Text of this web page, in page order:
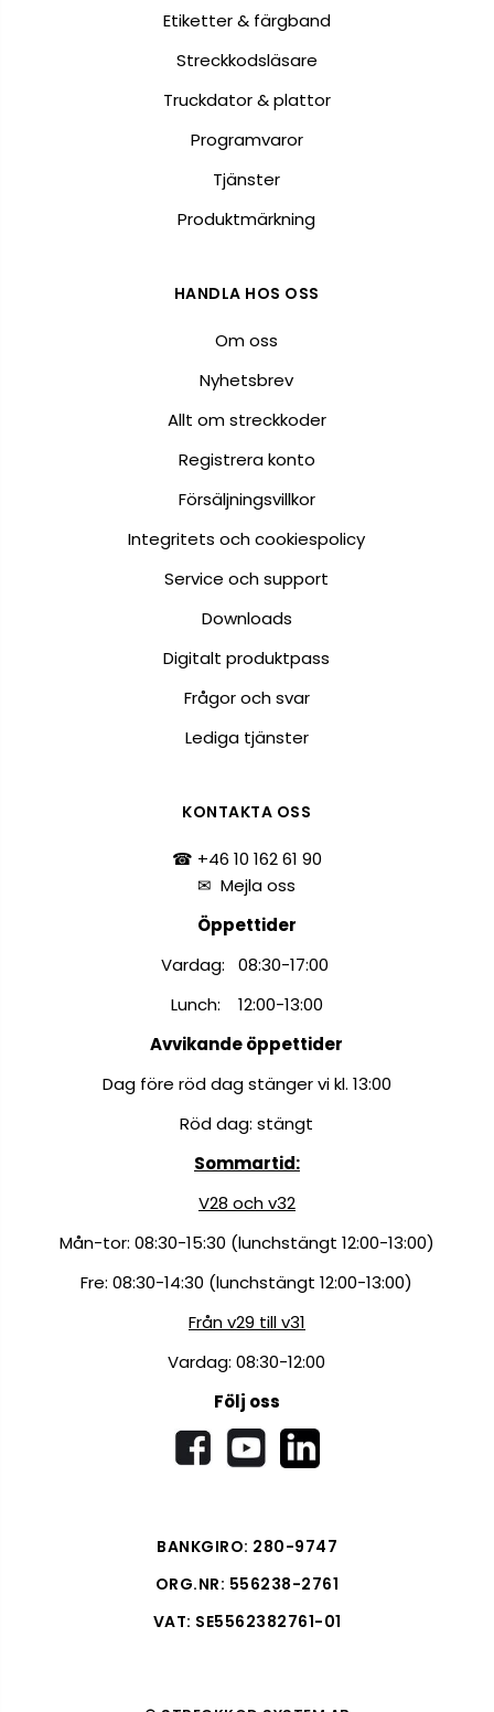
Etiketter & färgband
Streckkodsläsare
Truckdator & plattor
Programvaror
Tjänster
Produktmärkning
HANDLA HOS OSS
Om oss
Nyhetsbrev
Allt om streckkoder
Registrera konto
Försäljningsvillkor
Integritets och cookiespolicy
Service och support
Downloads
Digitalt produktpass
Frågor och svar
Lediga tjänster
KONTAKTA OSS
☎ +46 10 162 61 90
✉Mejla oss
Öppettider
Vardag: 08:30-17:00
Lunch: 12:00-13:00
Avvikande öppettider
Dag före röd dag stänger vi kl. 13:00
Röd dag: stängt
Sommartid:
V28 och v32
Mån-tor: 08:30-15:30 (lunchstängt 12:00-13:00)
Fre: 08:30-14:30 (lunchstängt 12:00-13:00)
Från v29 till v31
Vardag: 08:30-12:00
Följ oss
BANKGIRO: 280-9747
ORG.NR: 556238-2761
VAT: SE5562382761-01